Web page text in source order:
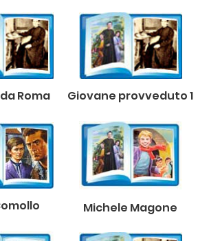
Roma Giovane provveduto 1
Michele Magone